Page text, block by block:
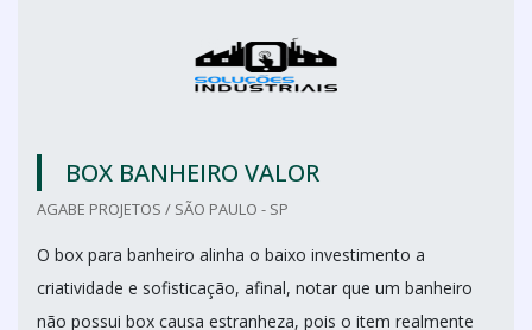
BOX BANHEIRO VALOR
AGABE PROJETOS / SÃO PAULO - SP
O box para banheiro alinha o baixo investimento a
criatividade e sofisticação, afinal, notar que um banheiro
não possui box causa estranheza, pois o item realmente